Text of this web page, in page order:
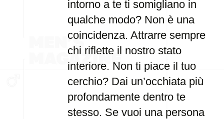
intorno a te ti somigliano in
qualche modo? Non è una
coincidenza. Attrarre sempre
chi riflette il nostro stato
interiore. Non ti piace il tuo
cerchio? Dai un’occhiata più
profondamente dentro te
stesso. Se vuoi una persona